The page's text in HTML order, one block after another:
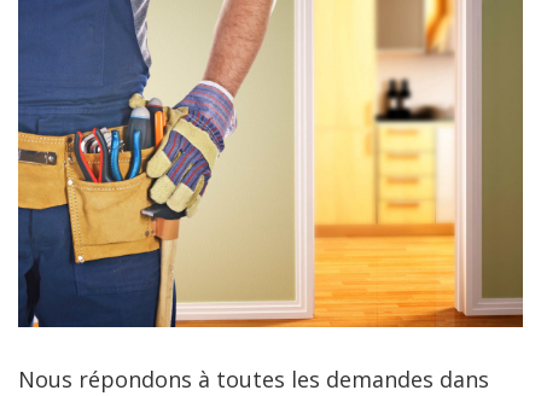
Nous répondons à toutes les demandes dans